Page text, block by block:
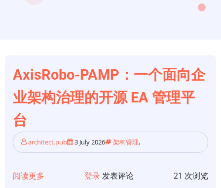
AxisRobo-PAMP：一个面向企
业架构治理的开源 EA 管理平
台
architect.pub 3 July 2026 架构管理,
阅读更多 登录发表评论 21 次浏览